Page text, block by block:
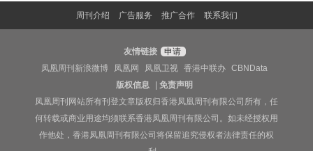
周刊介绍 广告服务 推广合作 联系我们
友情链接
申请
凤凰周刊新浪微博
凤凰网 凤凰卫视 香港中联办
CBNData
版权信息
|免责声明
凤凰周刊网站所有刊登文章版权归香港凤凰周刊有限公司所有，任
何转载或商业用途均须联系香港凤凰周刊有限公司。如未经授权用
作他处，香港凤凰周刊有限公司将保留追究侵权者法律责任的权